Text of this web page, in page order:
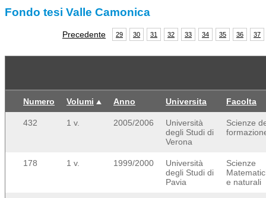
Fondo tesi Valle Camonica
Precedente 29 30 31 32 33 34 35 36 37
Numero Volumi Anno Universita Facolta
432 1 v. 2005/2006
Università
degli Studi di
Verona
Scienze
178 1 v. 1999/2000
Università
degli Studi di
Pavia
Scienze
e naturali